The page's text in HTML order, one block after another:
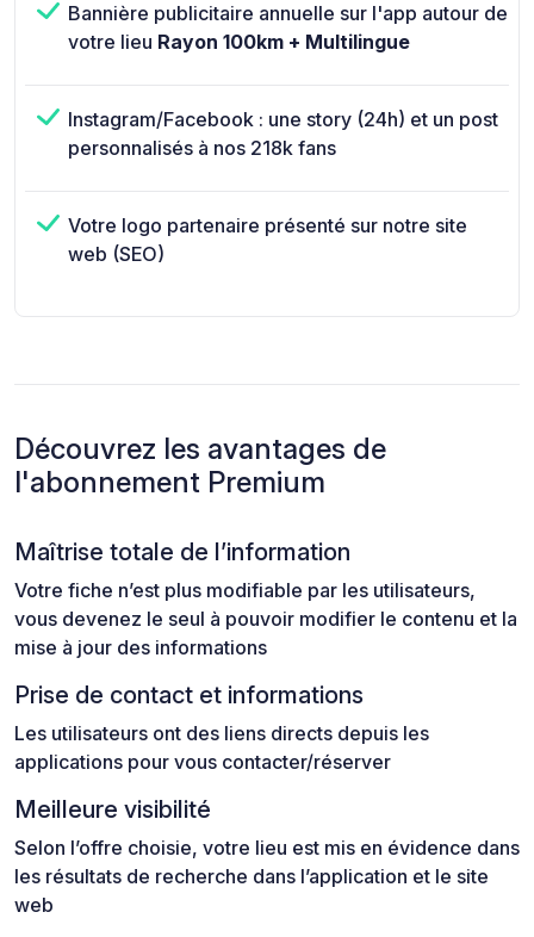
Bannière publicitaire annuelle sur l'app autour de
votre lieu Rayon 100km + Multilingue
Instagram/Facebook : une story (24h) et un post
personnalisés à nos 218k fans
Votre logo partenaire présenté sur notre site
web (SEO)
Découvrez les avantages de
l'abonnement Premium
Maîtrise totale de l’information
Votre fiche n’est plus modifiable par les utilisateurs,
vous devenez le seul à pouvoir modifier le contenu et la
mise à jour des informations
Prise de contact et informations
Les utilisateurs ont des liens directs depuis les
applications pour vous contacter/réserver
Meilleure visibilité
Selon l’offre choisie, votre lieu est mis en évidence dans
les résultats de recherche dans l’application et le site
web